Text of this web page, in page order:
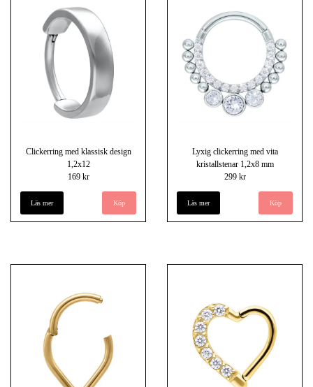
Clickerring med klassisk design
1,2x12
169 kr
Läs mer
Lyxig clickerring med vita
kristallstenar 1,2x8 mm
299 kr
Läs mer